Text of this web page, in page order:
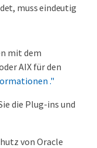
muss eindeutig
mit dem
AIX für den
."
die Plug-ins und
von Oracle